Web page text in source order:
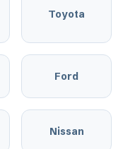
Toyota
Ford
Nissan